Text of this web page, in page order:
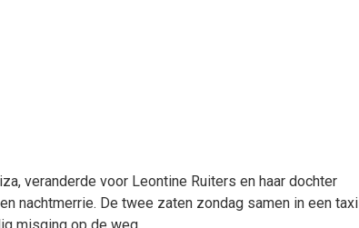
veranderde voor Leontine Ruiters en haar dochter
nachtmerrie. De twee zaten zondag samen in een taxi